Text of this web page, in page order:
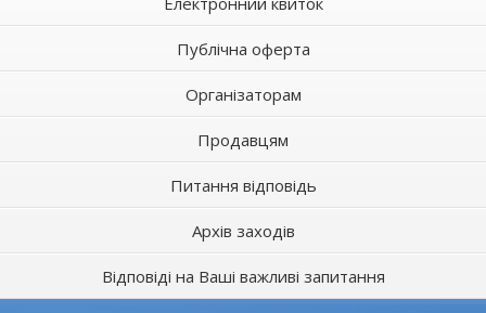
Публічна оферта
Організаторам
Продавцям
Питання відповідь
Архів заходів
Відповіді на Ваші важливі запитання